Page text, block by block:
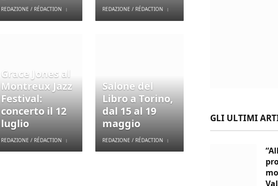
REDAZIONE / RÉDACTION REDAZIONE / RÉDACTION
Grace Jones al
Montreux Jazz
Festival:
concerto il 12
luglio
REDAZIONE / RÉDACTION
Salone del
Libro a Torino,
dal 15 al 19
maggio
REDAZIONE / RÉDACTION
GLI ULTIMI